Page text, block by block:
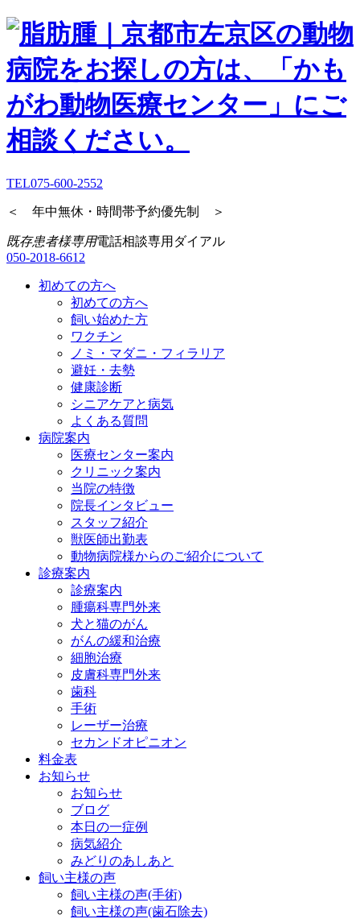
TEL075-600-2552
＜ 年中無休・時間帯予約優先制 ＞
既存患者様専用電話相談専用ダイアル
050-2018-6612
初めての方へ
初めての方へ
飼い始めた方
ワクチン
ノミ・マダニ・フィラリア
避妊・去勢
健康診断
シニアケアと病気
よくある質問
病院案内
医療センター案内
クリニック案内
当院の特徴
院長インタビュー
スタッフ紹介
獣医師出勤表
動物病院様からのご紹介について
診療案内
診療案内
腫瘍科専門外来
犬と猫のがん
がんの緩和治療
細胞治療
皮膚科専門外来
歯科
手術
レーザー治療
セカンドオピニオン
料金表
お知らせ
お知らせ
ブログ
本日の一症例
病気紹介
みどりのあしあと
飼い主様の声
飼い主様の声(手術)
飼い主様の声(歯石除去)